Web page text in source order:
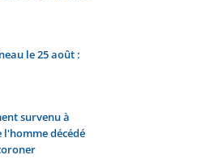
le 25 août :
survenu à
décédé